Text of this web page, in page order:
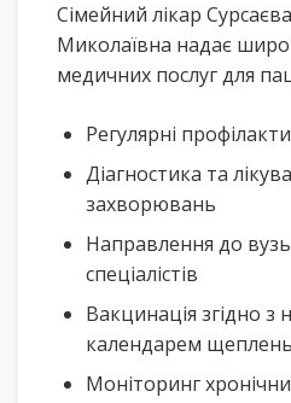
Сімейний лікар
Миколаївна надає
медичних послуг для
Регулярні
Діагностика та
захворювань
Направлення до
спеціалістів
Вакцинація згідно з
календарем щеплень
Моніторинг